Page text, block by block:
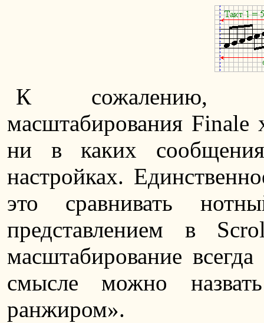
К сожалению,
масштабирования Finale
ни в каких
настройках.
это сравнивать
представлением в
масштабирование
смысле можно
ранжиром».